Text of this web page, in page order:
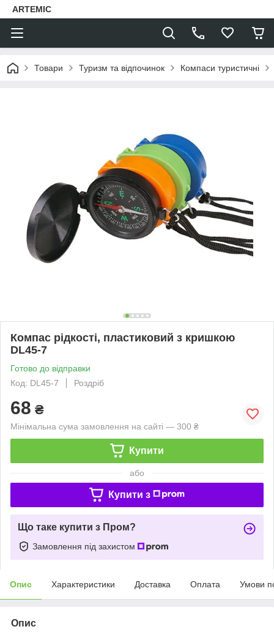
ARTEMIC
Товари Туризм та відпочинок Компаси туристичні
Компас рідкості, пластиковий з кришкою
DL45-7
Готово до відправки
Код: DL45-7
Роздріб
68 ₴
Мінімальна сума замовлення на сайті — 300 ₴
Купити
або
Купити з
Що таке купити з Пром?
Замовлення під захистом
Опис Характеристики Доставка Оплата Умови
Опис